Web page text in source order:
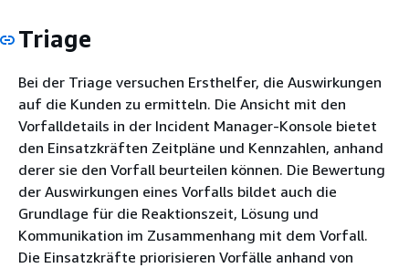
Triage
Bei der Triage versuchen Ersthelfer, die Auswirkungen
auf die Kunden zu ermitteln. Die Ansicht mit den
Vorfalldetails in der Incident Manager-Konsole bietet
den Einsatzkräften Zeitpläne und Kennzahlen, anhand
derer sie den Vorfall beurteilen können. Die Bewertung
der Auswirkungen eines Vorfalls bildet auch die
Grundlage für die Reaktionszeit, Lösung und
Kommunikation im Zusammenhang mit dem Vorfall.
Die Einsatzkräfte priorisieren Vorfälle anhand von